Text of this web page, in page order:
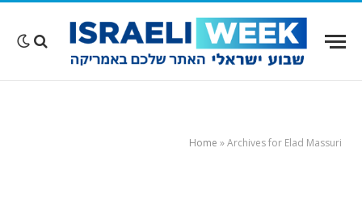
Home »Archives for Elad Massuri